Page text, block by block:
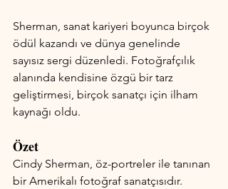
Sherman, sanat kariyeri boyunca birçok
ödül kazandı ve dünya genelinde
sayısız sergi düzenledi. Fotoğrafçılık
alanında kendisine özgü bir tarz
geliştirmesi, birçok sanatçı için ilham
kaynağı oldu.
Özet
Cindy Sherman, öz-portreler ile tanınan
bir Amerikalı fotoğraf sanatçısıdır.